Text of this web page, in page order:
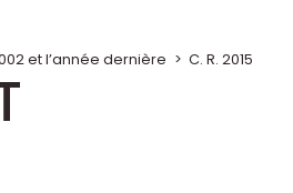
et l’année dernière > C. R. 2015